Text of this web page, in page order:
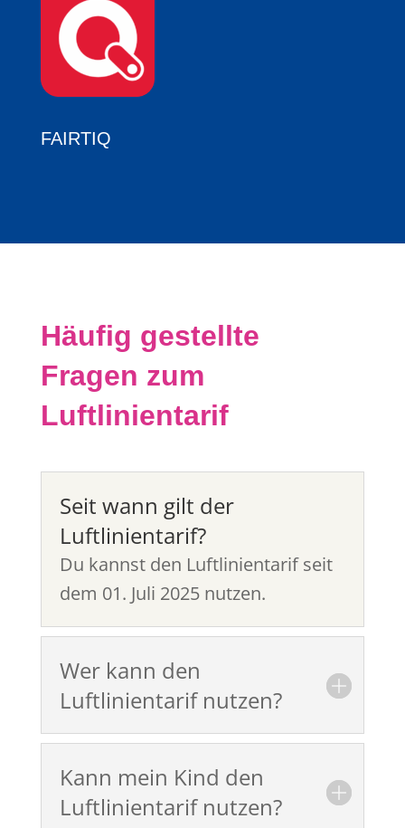
FAIRTIQ
Häufig gestellte
Fragen zum
Luftlinientarif
Seit wann gilt der
Luftlinientarif?
Du kannst den Luftlinientarif seit
dem 01. Juli 2025 nutzen.
Wer kann den
Luftlinientarif nutzen?
Kann mein Kind den
Luftlinientarif nutzen?